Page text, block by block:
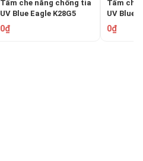
Tấm che nắng chống tia
UV Blue Eagle K28G5
0₫
Tấm che
UV Blue
0₫